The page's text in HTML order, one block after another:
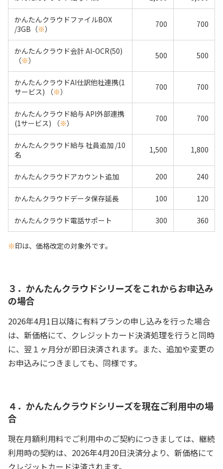
かんたんクラウドファイルBOX
/3GB（※） 700 700
かんたんクラウド会計 AI-OCR(50)
（※） 500 500
かんたんクラウドAI仕訳他社連携(1
サービス) （※） 700 700
かんたんクラウド給与 API外部連携
(1サービス) （※） 700 700
かんたんクラウド給与 社員追加 /10
名
1,500 1,800
かんたんクラウドアカウント追加 200 240
かんたんクラウドデータ保存延長 100 120
かんたんクラウド電話サポート 300 360
※印は、価格改定の対象外です。
３．かんたんクラウドシリーズをこれからお申込み
の場合
2026年4月1日以降に有料プランの申し込みを行った場合
は、新価格にて、クレジットカード決済処理を行うと同時
に、翌１ヶ月分が即日決済されます。また、追加や変更の
お申込みにつきましても、同様です。
４．かんたんクラウドシリーズを現在ご利用中の場
合
現在月額利用料でご利用中のご契約につきましては、継続
利用時の契約は、2026年4月20日決済分より、新価格にて